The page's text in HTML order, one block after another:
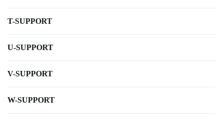
T-SUPPORT
U-SUPPORT
V-SUPPORT
W-SUPPORT